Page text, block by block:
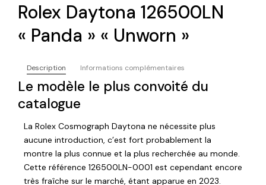
Rolex Daytona 126500LN
« Panda » « Unworn »
Description Informations complémentaires
Le modèle le plus convoité du
catalogue
La Rolex Cosmograph Daytona ne nécessite plus
aucune introduction, c’est fort probablement la
montre la plus connue et la plus recherchée au monde.
Cette référence 126500LN-0001 est cependant encore
très fraîche sur le marché, étant apparue en 2023.